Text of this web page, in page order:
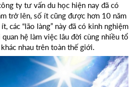
ty tư vấn du học hiện nay đã có
trở lên, số ít cũng được hơn 10 năm
các “lão làng” này đã có kinh nghiệm
hệ làm việc lâu đời cùng nhiều tổ
nhau trên toàn thế giới.